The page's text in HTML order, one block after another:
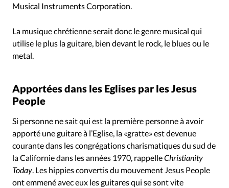
Musical Instruments Corporation.
La musique chrétienne serait donc le genre musical qui
utilise le plus la guitare, bien devant le rock, le blues ou le
metal.
Apportées dans les Eglises par les Jesus
People
Si personne ne sait qui est la première personne à avoir
apporté une guitare à l’Eglise, la «gratte» est devenue
courante dans les congrégations charismatiques du sud de
la Californie dans les années 1970, rappelleChristianity
Today. Les hippies convertis du mouvement Jesus People
ont emmené avec eux les guitares qui se sont vite